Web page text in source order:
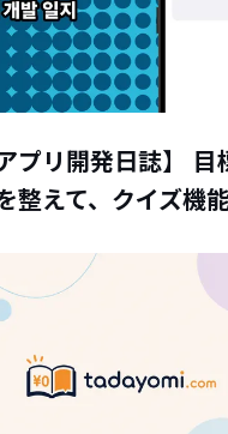
プリ開発日誌】 目
整えて、クイズ機